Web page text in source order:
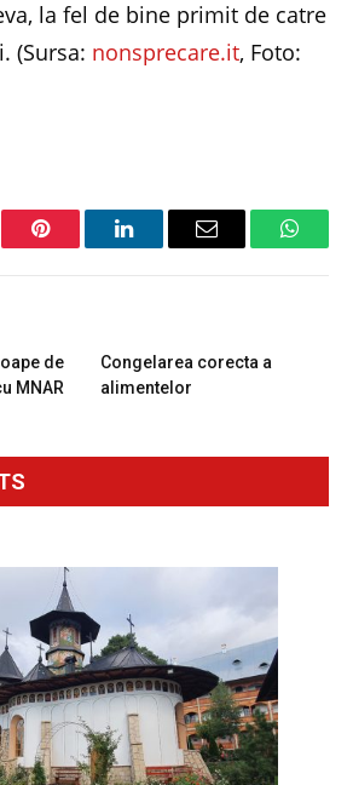
la fel de bine primit de catre
(Sursa: nonsprecare.it, Foto:
Pinterest LinkedInEmail
de
MNAR
Congelarea corecta a
alimentelor